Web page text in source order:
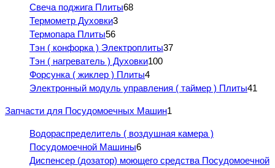
Свеча поджига Плиты68
Термометр Духовки3
Термопара Плиты56
Тэн ( конфорка ) Электроплиты37
Тэн ( нагреватель ) Духовки100
Форсунка ( жиклер ) Плиты4
Электронный модуль управления ( таймер ) Плиты41
Запчасти для Посудомоечных Машин1
Водораспределитель ( воздушная камера )
Посудомоечной Машины6
Диспенсер (дозатор) моющего средства Посудомоечной